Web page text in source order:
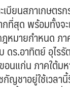
ยนสภาเกษตร
ากที่สุด พร้อมทั้
มายกำหนด ภ
.อาทิตย์ อุไรรั
นแก่น ภาคใต้
ชาอยู่ใช้เวลา